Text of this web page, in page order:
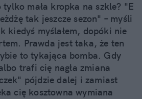
mała kropka na szkle? "E
tak jeszcze sezon" – myśli
kiedyś myślałem, dopóki nie
Prawda jest taka, że ten
to tykająca bomba. Gdy
trafi cię nagła zmiana
pójdzie dalej i zamiast
cię kosztowna wymiana